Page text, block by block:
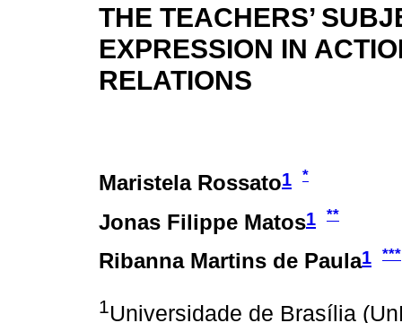
THE TEACHERS’
EXPRESSION IN
RELATIONS
Maristela Rossato1 *
Jonas Filippe Matos1 **
Ribanna Martins de Paula1 ***
1Universidade de Brasília